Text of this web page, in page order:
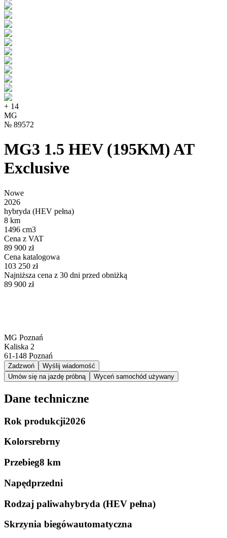
+ 14
MG
№ 89572
MG3 1.5 HEV (195KM) AT
Exclusive
Nowe
2026
hybryda (HEV pełna)
8 km
1496 cm3
Cena z VAT
89 900 zł
Cena katalogowa
103 250 zł
Najniższa cena z 30 dni przed obniżką
89 900 zł
MG Poznań
Kaliska 2
61-148 Poznań
Zadzwoń
Wyślij wiadomość
Umów się na jazdę próbną
Wyceń samochód używany
Dane techniczne
Rok produkcji2026
Kolorsrebrny
Przebieg8 km
Napędprzedni
Rodzaj paliwahybryda (HEV pełna)
Skrzynia biegówautomatyczna